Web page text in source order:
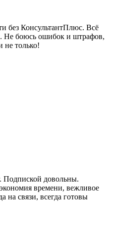
без КонсультантПлюс. Всё
Не боюсь ошибок и штрафов,
не только!
Подпиской довольны.
времени, вежливое
на связи, всегда готовы